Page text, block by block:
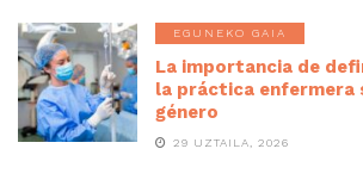
EGUNEKO GAIA
La importancia de
la práctica enfermera
género
29 UZTAILA, 2026